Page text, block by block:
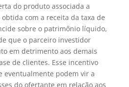
do produto associada a
com a receita da taxa de
sobre o patrimônio líquido,
que o parceiro investidor
em detrimento aos demais
de clientes. Esse incentivo
eventualmente podem vir a
do ofertante em relação aos